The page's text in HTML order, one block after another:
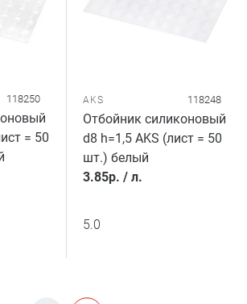
118250
= 50
AKS 118248
Отбойник силиконовый
d8 h=1,5 AKS (лист = 50
шт.) белый
3.85р. / л.
5.0